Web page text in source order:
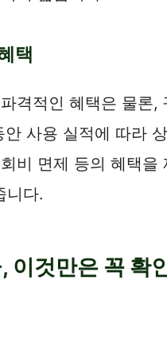
택
격적인 혜택은 물론
사용 실적에 따라
비 면제 등의 혜택
니다.
이것만은 꼭 확